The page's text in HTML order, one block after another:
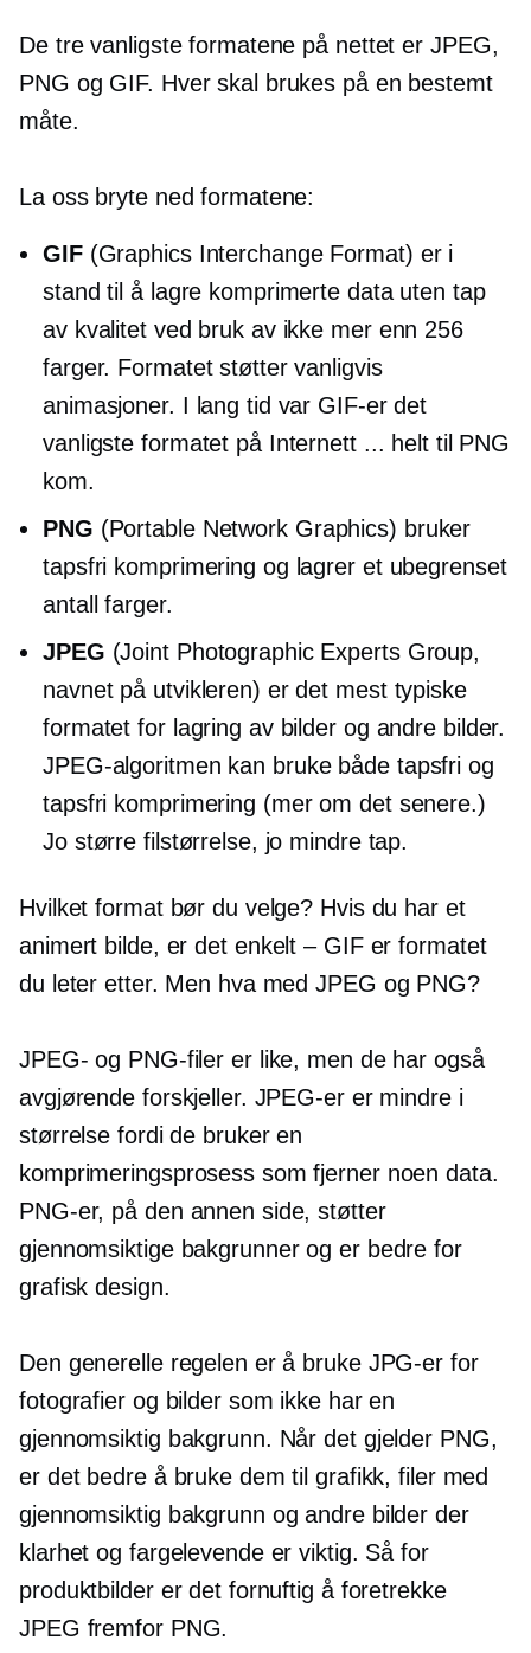
De tre vanligste formatene på nettet er JPEG,
PNG og GIF. Hver skal brukes på en bestemt
måte.
La oss bryte ned formatene:
GIF(Graphics Interchange Format) er i
stand til å lagre komprimerte data uten tap
av kvalitet ved bruk av ikke mer enn 256
farger. Formatet støtter vanligvis
animasjoner. I lang tid var GIF-er det
vanligste formatet på Internett ... helt til PNG
kom.
PNG (Portable Network Graphics) bruker
tapsfri komprimering og lagrer et ubegrenset
antall farger.
JPEG (Joint Photographic Experts Group,
navnet på utvikleren) er det mest typiske
formatet for lagring av bilder og andre bilder.
JPEG-algoritmen kan bruke både tapsfri og
tapsfri komprimering (mer om det senere.)
Jo større filstørrelse, jo mindre tap.
Hvilket format bør du velge? Hvis du har et
animert bilde, er det enkelt – GIFer formatet
du leter etter. Men hva med JPEG og PNG?
JPEG- og PNG-filer er like, men de har også
avgjørende forskjeller. JPEG-er er mindre i
størrelse fordi de bruker en
komprimeringsprosess som fjerner noen data.
PNG-er, på den annen side, støtter
gjennomsiktige bakgrunner og er bedre for
grafisk design.
Den generelle regelen er å bruke JPG-er for
fotografier og bilder som ikke har en
gjennomsiktig bakgrunn. Når det gjelder PNG,
er det bedre å bruke dem til grafikk, filer med
gjennomsiktig bakgrunn og andre bilder der
klarhet og fargelevende er viktig. Så for
produktbilder er det fornuftig å foretrekke
JPEG fremfor PNG.